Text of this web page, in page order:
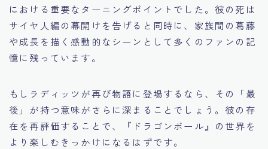
における重要なターニングポイントでした。彼の死は
サイヤ人編の幕開けを告げると同時に、家族間の葛藤
や成長を描く感動的なシーンとして多くのファンの記
憶に残っています。
もしラディッツが再び物語に登場するなら、その「最
後」が持つ意味がさらに深まることでしょう。彼の存
在を再評価することで、『ドラゴンボール』の世界を
より楽しむきっかけになるはずです。